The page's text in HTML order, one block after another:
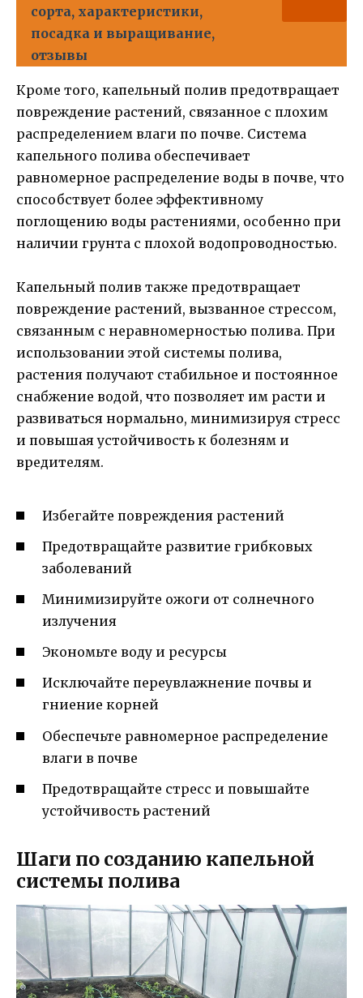
сорта, характеристики,
посадка и выращивание,
отзывы
Кроме того, капельный полив предотвращает
повреждение растений, связанное с плохим
распределением влаги по почве. Система
капельного полива обеспечивает
равномерное распределение воды в почве, что
способствует более эффективному
поглощению воды растениями, особенно при
наличии грунта с плохой водопроводностью.
Капельный полив также предотвращает
повреждение растений, вызванное стрессом,
связанным с неравномерностью полива. При
использовании этой системы полива,
растения получают стабильное и постоянное
снабжение водой, что позволяет им расти и
развиваться нормально, минимизируя стресс
и повышая устойчивость к болезням и
вредителям.
Избегайте повреждения растений
Предотвращайте развитие грибковых
заболеваний
Минимизируйте ожоги от солнечного
излучения
Экономьте воду и ресурсы
Исключайте переувлажнение почвы и
гниение корней
Обеспечьте равномерное распределение
влаги в почве
Предотвращайте стресс и повышайте
устойчивость растений
Шаги по созданию капельной
системы полива